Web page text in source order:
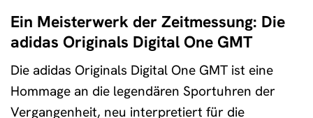
Ein Meisterwerk der Zeitmessung: Die
adidas Originals Digital One GMT
Die adidas Originals Digital One GMT ist eine
Hommage an die legendären Sportuhren der
Vergangenheit, neu interpretiert für die